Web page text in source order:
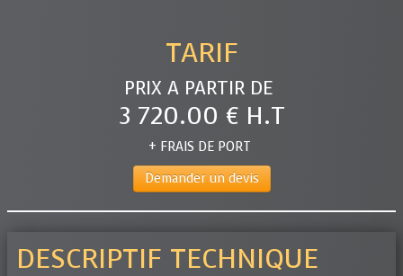
TARIF
PRIX A PARTIR DE
3 720.00 € H.T
+ FRAIS DE PORT
Demander un devis
DESCRIPTIF TECHNIQUE